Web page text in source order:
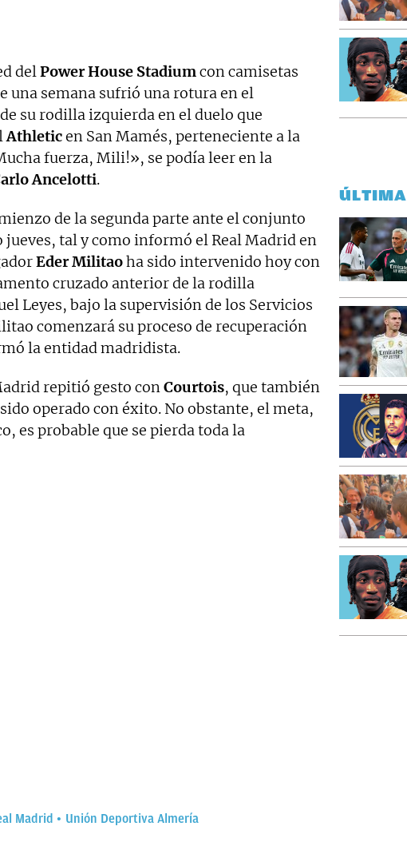
delPower House Stadiumcon camisetas
una semana sufrió una rotura en el
su rodilla izquierda en el duelo que
Athleticen San Mamés, perteneciente a la
fuerza, Mili!», se podía leer en la
Ancelotti.
de la segunda parte ante el conjunto
jueves, tal y como informó el Real Madrid en
Eder Militaoha sido intervenido hoy con
cruzado anterior de la rodilla
Leyes, bajo la supervisión de los Servicios
comenzará su proceso de recuperación
la entidad madridista.
repitió gesto conCourtois, que también
operado con éxito. No obstante, el meta,
es probable que se pierda toda la
Madrid Unión Deportiva Almería